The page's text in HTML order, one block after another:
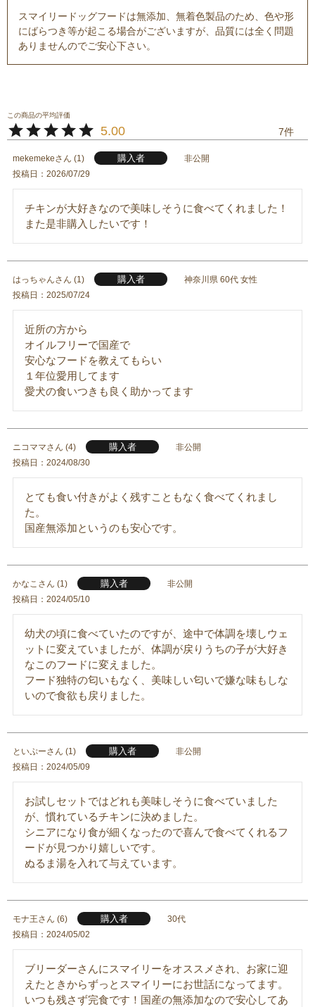
スマイリードッグフードは無添加、無着色製品のため、色や形
にばらつき等が起こる場合がございますが、品質には全く問題
ありませんのでご安心下さい。
5.00 7
mekemeke 1 購入者
非公開
投稿日
2026/07/29
チキンが大好きなので美味しそうに食べてくれました！
また是非購入したいです！
はっちゃん 1 購入者 神奈川県 60代 女性
投稿日
2025/07/24
近所の方から
オイルフリーで国産で
安心なフードを教えてもらい
１年位愛用してます
愛犬の食いつきも良く助かってます
ニコママ 4 購入者
非公開
投稿日
2024/08/30
とても食い付きがよく残すこともなく食べてくれまし
た。
国産無添加というのも安心です。
かなこ 1 購入者
非公開
投稿日
2024/05/10
幼犬の頃に食べていたのですが、途中で体調を壊しウェ
ットに変えていましたが、体調が戻りうちの子が大好き
なこのフードに変えました。
フード独特の匂いもなく、美味しい匂いで嫌な味もしな
いので食欲も戻りました。
といぷー 1 購入者
非公開
投稿日
2024/05/09
お試しセットではどれも美味しそうに食べていました
が、慣れているチキンに決めました。
シニアになり食が細くなったので喜んで食べてくれるフ
ードが見つかり嬉しいです。
ぬるま湯を入れて与えています。
モナ王 6 購入者
30代
投稿日
2024/05/02
ブリーダーさんにスマイリーをオススメされ、お家に迎
えたときからずっとスマイリーにお世話になってます。
いつも残さず完食です！国産の無添加なので安心してあ